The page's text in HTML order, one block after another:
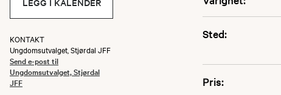
Sted:
Pris:
KONTAKT
Ungdomsutvalget, Stjørdal JFF
Send e-post til
Ungdomsutvalget, Stjørdal
JFF